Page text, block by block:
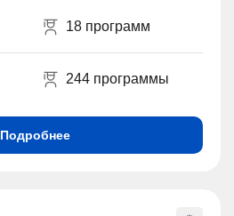
18 программ
244 программы
Подробнее